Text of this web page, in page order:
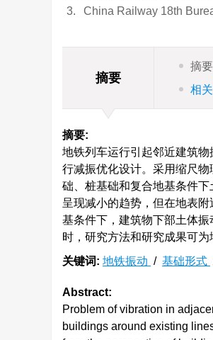
3.
China Railway 18th
摘要
摘要
相
摘要:
地铁列车运行引起邻近建筑
行减振优化设计。采用缩尺
础、桩基础和复合地基条件
呈现减小的趋势，但在地表
基条件下，建筑物下部土体
时，研究方法和研究成果可为
关键词: 地铁振动 / 基础形式
Abstract:
Problem of vibration in
buildings around existing